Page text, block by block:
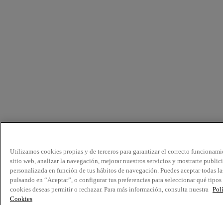
Utilizamos cookies propias y de terceros para garantizar el correcto
sitio web, analizar la navegación, mejorar nuestros servicios y mostrarte
personalizada en función de tus hábitos de navegación. Puedes aceptar todas
pulsando en “Aceptar”, o configurar tus preferencias para seleccionar qué tipos
cookies deseas permitir o rechazar. Para más información, consulta nuestra
Cookies